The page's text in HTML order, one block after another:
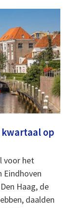
op
voor het
Haag, de
daalden